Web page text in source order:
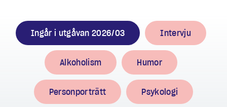
Ingår i utgåvan 2026/03 Intervju
Alkoholism Humor
Personporträtt Psykologi